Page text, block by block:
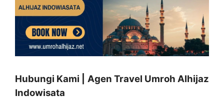
Hubungi Kami | Agen Travel Umroh Alhijaz
Indowisata